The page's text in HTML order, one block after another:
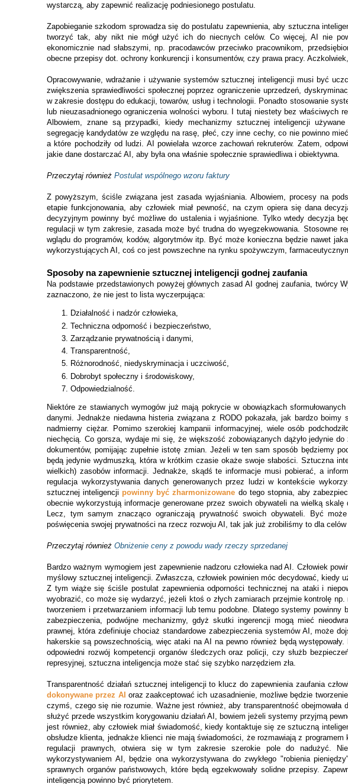
wystarczą, aby zapewnić realizację podniesionego postulatu.
Zapobieganie szkodom sprowadza się do postulatu zapewnienia, aby sztuczna
tworzyć tak, aby nikt nie mógł użyć ich do niecnych celów. Co więcej, AI nie
ekonomicznie nad słabszymi, np. pracodawców przeciwko pracownikom,
obecne przepisy dot. ochrony konkurencji i konsumentów, czy prawa pracy.
Opracowywanie, wdrażanie i używanie systemów sztucznej inteligencji musi być
zwiększenia sprawiedliwości społecznej poprzez ograniczenie uprzedzeń,
w zakresie dostępu do edukacji, towarów, usług i technologii. Ponadto stosowanie
lub nieuzasadnionego ograniczenia wolności wyboru. I tutaj niestety bez właściwych
Albowiem, znane są przypadki, kiedy mechanizmy sztucznej inteligencji
segregację kandydatów ze względu na rasę, płeć, czy inne cechy, co nie powinno
a które pochodziły od ludzi. AI powielała wzorce zachowań rekruterów. Zatem,
jakie dane dostarczać AI, aby była ona właśnie społecznie sprawiedliwa i obiektywna.
Przeczytaj również Postulat wspólnego wzoru faktury
Z powyższym, ściśle związana jest zasada wyjaśniania. Albowiem, procesy na
etapie funkcjonowania, aby człowiek miał pewność, na czym opiera się dana
decyzyjnym powinny być możliwe do ustalenia i wyjaśnione. Tylko wtedy decyzja
regulacji w tym zakresie, zasada może być trudna do wyegzekwowania. Stosowne
wglądu do programów, kodów, algorytmów itp. Być może konieczna będzie nawet
wykorzystujących AI, coś co jest powszechne na rynku spożywczym,
Sposoby na zapewnienie sztucznej inteligencji godnej zaufania
Na podstawie przedstawionych powyżej głównych zasad AI godnej zaufania,
zaznaczono, że nie jest to lista wyczerpująca:
Działalność i nadzór człowieka,
Techniczna odporność i bezpieczeństwo,
Zarządzanie prywatnością i danymi,
Transparentność,
Różnorodność, niedyskryminacja i uczciwość,
Dobrobyt społeczny i środowiskowy,
Odpowiedzialność.
Niektóre ze stawianych wymogów już mają pokrycie w obowiązkach
danymi. Jednakże niedawna histeria związana z RODO pokazała, jak bardzo
nadmierny ciężar. Pomimo szerokiej kampanii informacyjnej, wiele osób
niechęcią. Co gorsza, wydaje mi się, że większość zobowiązanych dążyło jedynie
dokumentów, pomijając zupełnie istotę zmian. Jeżeli w ten sam sposób będziemy
będą jedynie wydmuszką, która w krótkim czasie okaże swoje słabości. Sztuczna
wielkich) zasobów informacji. Jednakże, skądś te informacje musi pobierać, a
regulacja wykorzystywania danych generowanych przez ludzi w kontekście
sztucznej inteligencjipowinny być zharmonizowane do tego stopnia, aby
obecnie wykorzystują informacje generowane przez swoich obywateli na wielką
Lecz, tym samym znacząco ograniczają prywatność swoich obywateli. Być
poświęcenia swojej prywatności na rzecz rozwoju AI, tak jak już zrobiliśmy to dla
Przeczytaj również Obniżenie ceny z powodu wady rzeczy sprzedanej
Bardzo ważnym wymogiem jest zapewnienie nadzoru człowieka nad AI. Człowiek
myślowy sztucznej inteligencji. Zwłaszcza, człowiek powinien móc decydować,
Z tym wiąże się ściśle postulat zapewnienia odporności technicznej na ataki i
wyobrazić, co może się wydarzyć, jeżeli ktoś o złych zamiarach przejmie kontrolę
tworzeniem i przetwarzaniem informacji lub temu podobne. Dlatego systemy
zabezpieczenia, podwójne mechanizmy, gdyż skutki ingerencji mogą mieć
prawnej, która zdefiniuje chociaż standardowe zabezpieczenia systemów AI, może
hakerskie są powszechnością, więc ataki na AI na pewno również będą
odpowiedni rozwój kompetencji organów śledczych oraz policji, czy służb
represyjnej, sztuczna inteligencja może stać się szybko narzędziem zła.
Transparentność działań sztucznej inteligencji to klucz do zapewnienia zaufania
dokonywane przez AI oraz zaakceptować ich uzasadnienie, możliwe będzie
czymś, czego się nie rozumie. Ważne jest również, aby transparentność
służyć przede wszystkim korygowaniu działań AI, bowiem jeżeli systemy przyjmą
jest również, aby człowiek miał świadomość, kiedy kontaktuje się ze sztuczną
obsłudze klienta, jednakże klienci nie mają świadomości, że rozmawiają z
regulacji prawnych, otwiera się w tym zakresie szerokie pole do nadużyć.
wykorzystywaniem AI, będzie ona wykorzystywana do zwykłego "robienia
sprawnych organów państwowych, które będą egzekwowały solidne przepisy.
inteligencją powinno być priorytetem.